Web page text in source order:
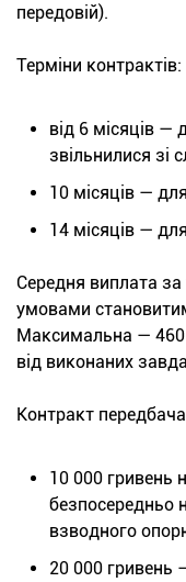
передовій).
Терміни контрактів:
від 6 місяців —
звільнилися зі
10 місяців —
14 місяців —
Середня виплата
умовами
Максимальна — 460
від виконаних
Контракт
10 000 гривень
безпосередньо
взводного
20 000 гривень